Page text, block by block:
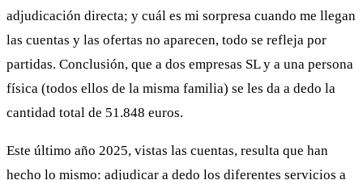
adjudicación directa; y cuál es mi sorpresa cuando me llegan
las cuentas y las ofertas no aparecen, todo se refleja por
partidas. Conclusión, que a dos empresas SL y a una persona
física (todos ellos de la misma familia) se les da a dedo la
cantidad total de 51.848 euros.
Este último año 2025, vistas las cuentas, resulta que han
hecho lo mismo: adjudicar a dedo los diferentes servicios a